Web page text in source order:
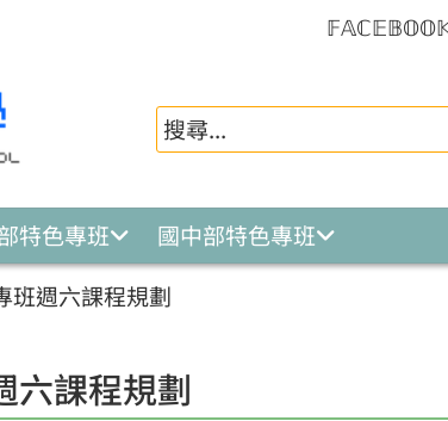
特色專班
國中部特色專班
班週六課程規劃
六課程規劃